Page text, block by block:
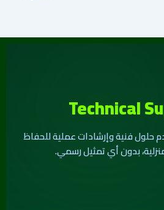
Technical
حلول فنية وإرشادات عملية للحفاظ
بدون أي تمثيل رسمي.